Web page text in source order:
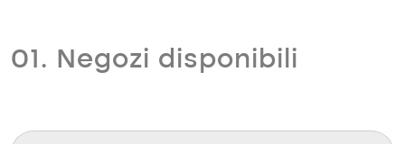
01. Negozi disponibili